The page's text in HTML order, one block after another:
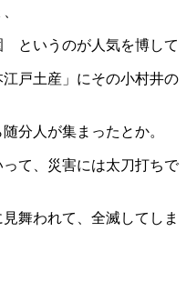
というのが人気を博して
戸土産」にその小村井の
分人が集まったとか。
て、災害には太刀打ちで
舞われて、全滅してしま